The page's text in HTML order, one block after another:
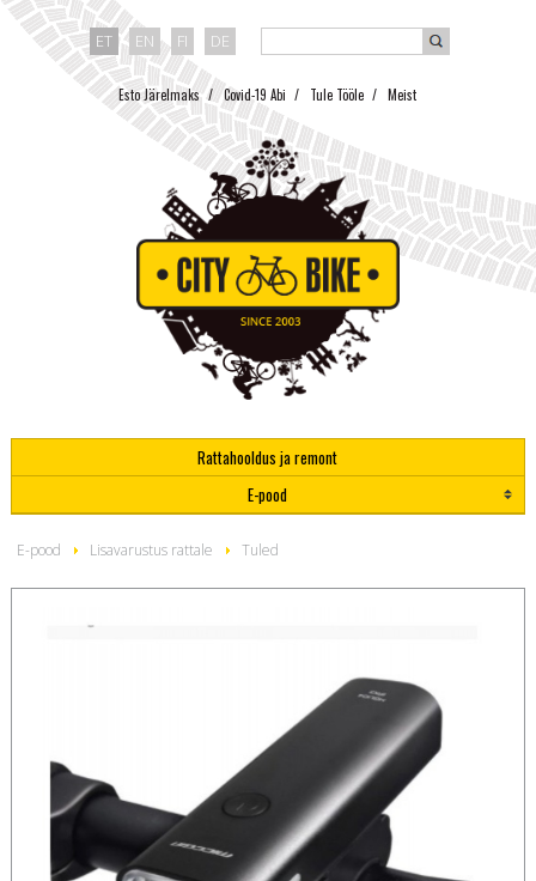
ET EN FI DE
Esto Järelmaks Covid-19 Abi Tule Tööle Meist
Rattahooldus ja remont
E-pood
E-pood Lisavarustus rattale Tuled